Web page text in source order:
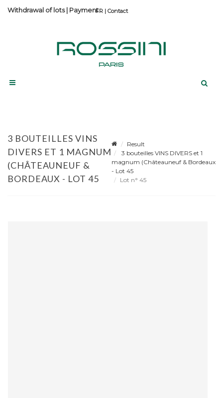
Contact
Withdrawal of lots| Payment
3 BOUTEILLES VINS
DIVERS ET 1 MAGNUM
(CHÂTEAUNEUF &
BORDEAUX - LOT 45
Result
3 bouteilles VINS DIVERS et 1
magnum (Châteauneuf & Bordeaux
- Lot 45
Lot n° 45